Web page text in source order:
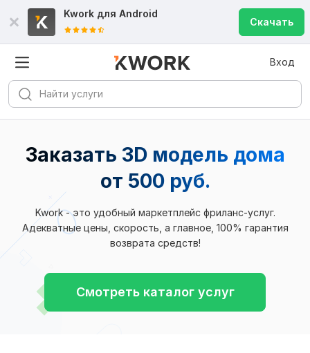
Kwork для Android
Скачать
Вход
Заказать 3D модель дома
от 500 руб.
Kwork - это удобный маркетплейс фриланс-услуг.
Адекватные цены, скорость, а главное, 100% гарантия
возврата средств!
Смотреть каталог услуг